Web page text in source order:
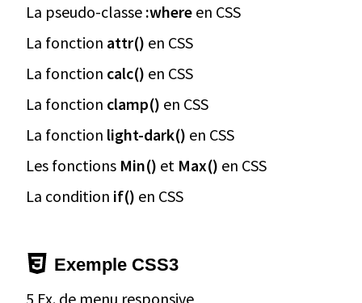
La pseudo-classe :where en CSS
La fonction attr() en CSS
La fonction calc() en CSS
La fonction clamp() en CSS
La fonction light-dark() en CSS
Les fonctions Min() et Max() en CSS
La condition if() en CSS
Exemple CSS3
5 Ex. de menu responsive